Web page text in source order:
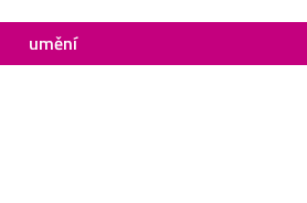
umění